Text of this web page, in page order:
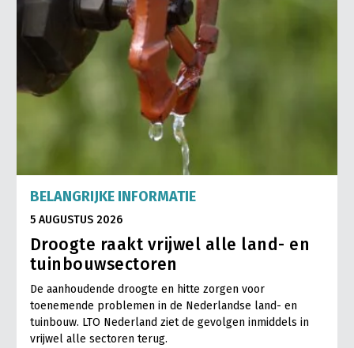
BELANGRIJKE INFORMATIE
5 AUGUSTUS 2026
Droogte raakt vrijwel alle land- en
tuinbouwsectoren
De aanhoudende droogte en hitte zorgen voor
toenemende problemen in de Nederlandse land- en
tuinbouw. LTO Nederland ziet de gevolgen inmiddels in
vrijwel alle sectoren terug.